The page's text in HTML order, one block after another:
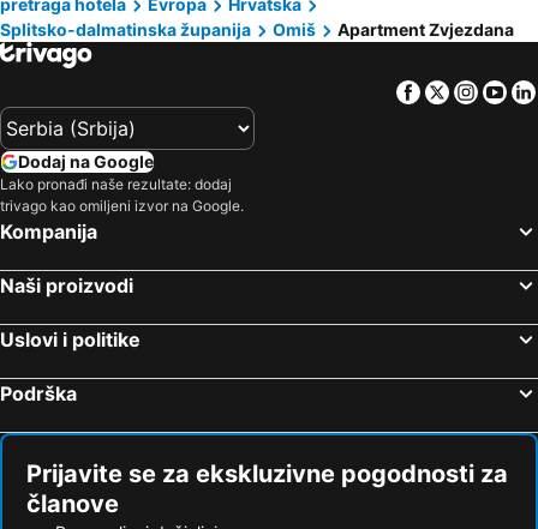
pretraga hotela
Evropa
Hrvatska
Splitsko-dalmatinska županija
Omiš Apartment Zvjezdana
Facebook
Twitter
Dodaj na Google
Lako pronađi naše rezultate: dodaj
trivago kao omiljeni izvor na Google.
Kompanija
Naši proizvodi
Uslovi i politike
Podrška
Prijavite se za ekskluzivne pogodnosti za
članove